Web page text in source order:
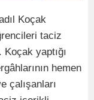
Koçak
taciz
yaptığı
hemen
çalışanları